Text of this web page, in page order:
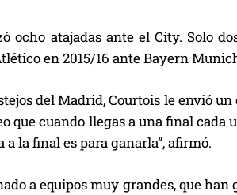
ocho atajadas ante el City. Solo
en 2015/16 ante Bayern
del Madrid, Courtois le envió
que cuando llegas a una final
a la final es para ganarla”, afirmó.
a equipos muy grandes, que